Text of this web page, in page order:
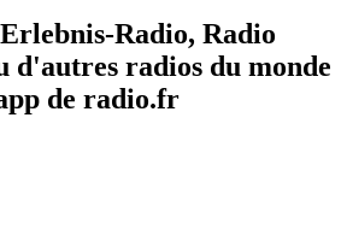
Radio, Radio
d'autres radios du monde
de radio.fr